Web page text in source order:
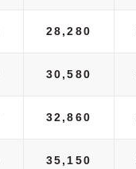
28,280
30,580
32,860
35,150